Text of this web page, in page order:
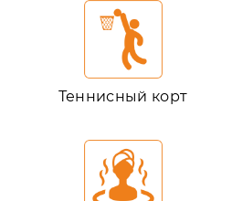
Теннисный корт